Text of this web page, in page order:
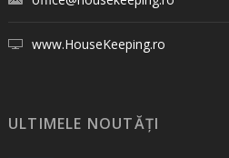
www.HouseKeeping.ro
ULTIMELE NOUTĂȚI